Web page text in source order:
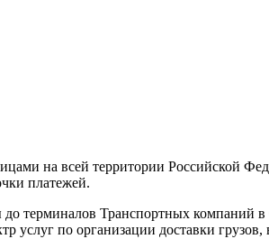
на всей территории Российской
платежей.
до терминалов Транспортных
по организации доставки